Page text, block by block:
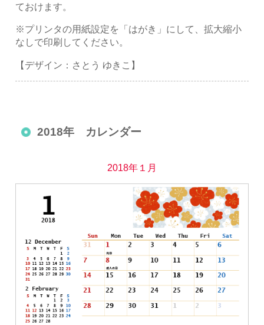
ておけます。
※プリンタの用紙設定を「はがき」にして、拡大縮小
なしで印刷してください。
【デザイン：さとう ゆきこ】
2018年 カレンダー
2018年１月